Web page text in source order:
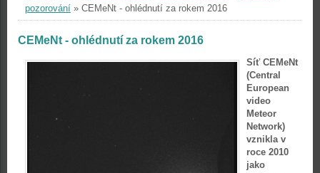
pozorování » CEMeNt - ohlédnutí za rokem 2016
CEMeNt - ohlédnutí za rokem 2016
Síť CEMeNt
(Central
European
video
Meteor
Network)
vznikla v
roce 2010
jako